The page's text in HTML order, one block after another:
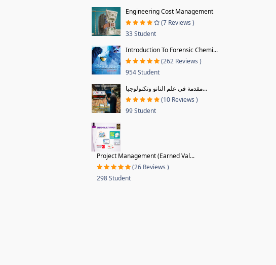
Engineering Cost Management
(7 Reviews )
33 Student
Introduction To Forensic Chemi...
(262 Reviews )
954 Student
مقدمة فى علم النانو وتكنولوجيا...
(10 Reviews )
99 Student
Project Management (Earned Val...
(26 Reviews )
298 Student